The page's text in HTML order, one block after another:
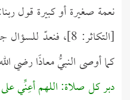
نعمة صغيرة أو كبيرة قول
[التكاثر: 8]، فنعدّ
كما أوصى النبيُّ معاذًا رضي
دبر كل صلاة: اللهم أعِنِّي